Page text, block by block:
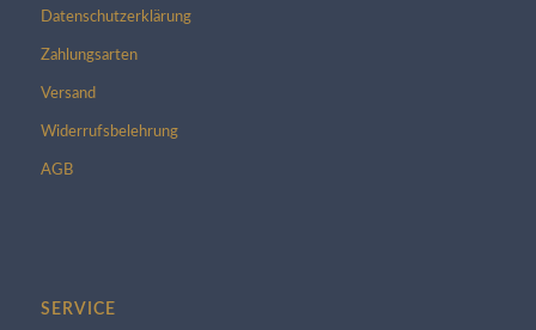
Datenschutzerklärung
Zahlungsarten
Versand
Widerrufsbelehrung
AGB
SERVICE